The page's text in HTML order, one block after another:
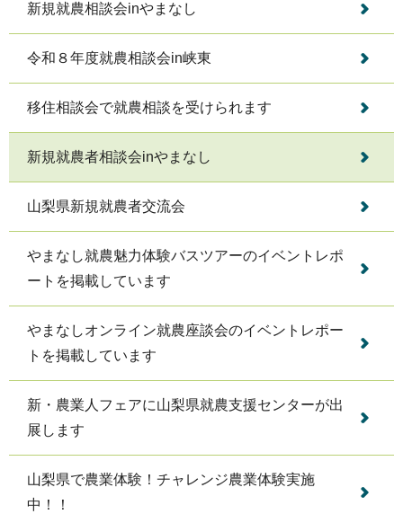
新規就農相談会inやまなし
令和８年度就農相談会in峡東
移住相談会で就農相談を受けられます
新規就農者相談会inやまなし
山梨県新規就農者交流会
やまなし就農魅力体験バスツアーのイベントレポ
ートを掲載しています
やまなしオンライン就農座談会のイベントレポー
トを掲載しています
新・農業人フェアに山梨県就農支援センターが出
展します
山梨県で農業体験！チャレンジ農業体験実施
中！！